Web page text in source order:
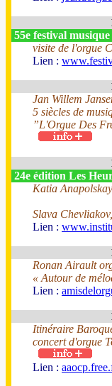
55e festival musique
visite de l'orgue
Lien :
Jan Willem
5 siècles de
”L'Orgue Des
24e édition Les
Katia
Slava
Lien :
Ronan Airault
« Autour de
Lien :
Itinéraire
concert d'orgue
Lien :